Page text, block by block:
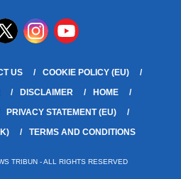
US
COOKIE POLICY (EU)
DISCLAIMER
HOME
PRIVACY STATEMENT (EU)
TERMS AND CONDITIONS
TRIBUN - ALL RIGHTS RESERVED